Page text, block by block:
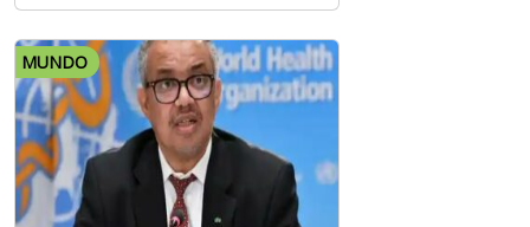
MUNDO